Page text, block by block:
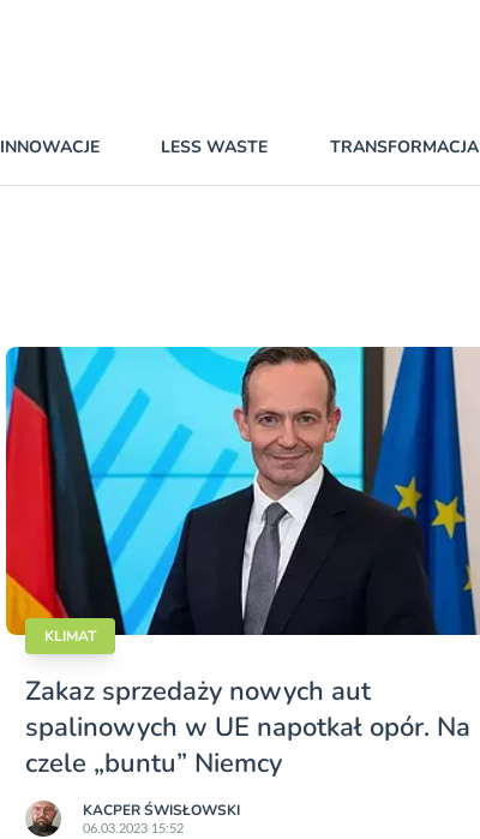
INNOWACJE LESS WASTE TRANSFORMACJA
KLIMAT
Zakaz sprzedaży nowych aut
spalinowych w UE napotkał opór. Na
czele „buntu” Niemcy
KACPER ŚWISŁO­WSKI
06.03.2023 15:52